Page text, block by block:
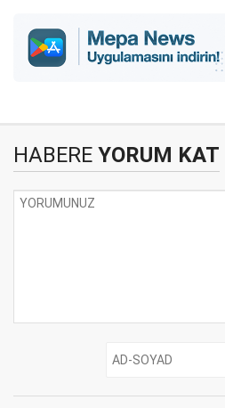
HABERE YORUM KAT